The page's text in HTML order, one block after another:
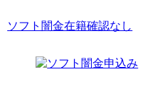
ソフト闇金在籍確認なし